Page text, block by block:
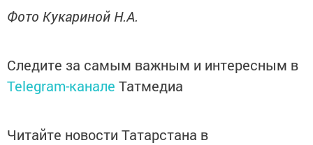
Фото Кукариной Н.А.
Следите за самым важным и интересным в
Telegram-канале Татмедиа
Читайте новости Татарстана в